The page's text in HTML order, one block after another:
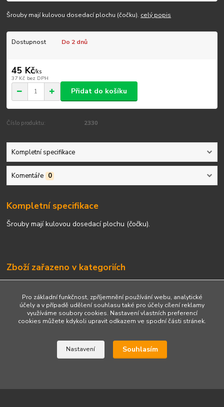
Šrouby mají kulovou dosedací plochu (čočku). celý popis
Dostupnost Do 2 dnů
45 Kč/ks
37 Kč bez DPH
Přidat do košíku
Číslo produktu: 2330
Kompletní specifikace
Komentáře 0
Kompletní specifikace
Šrouby mají kulovou dosedací plochu (čočku).
Zboží zařazeno v kategoriích
Dlouhé šrouby
Kulová dosedací plocha
Pro základní funkčnost, zpříjemnění používání webu, analytické
účely a v případě udělení souhlasu také pro účely cílení reklamy
využíváme soubory cookies. Nastavení vlastních preferencí
cookies můžete kdykoli upravit odkazem ve spodní části stránek.
Nastavení Souhlasím